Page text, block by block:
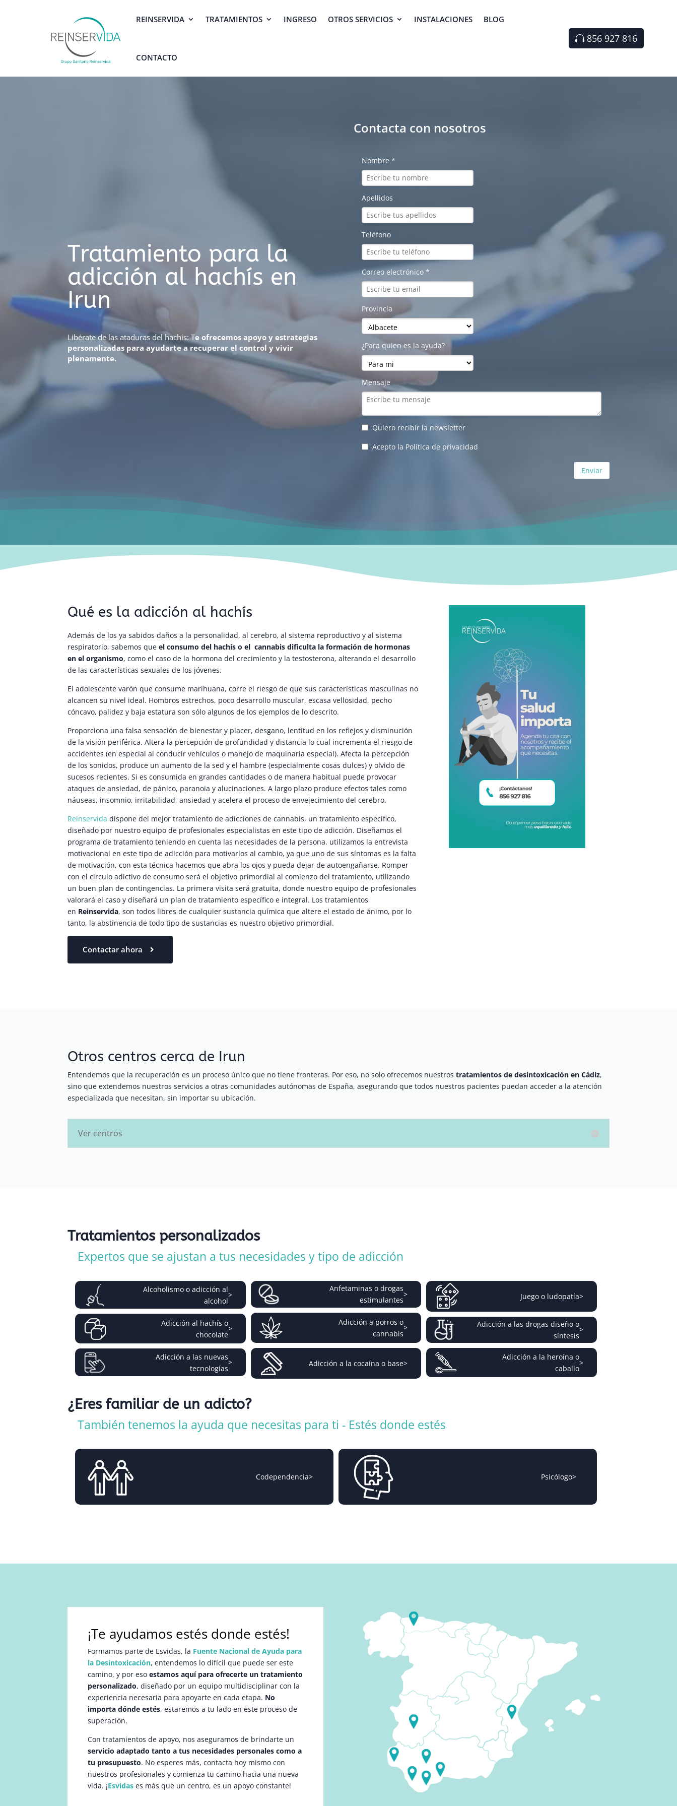
REINSERVIDA TRATAMIENTOS INGRESO OTROS SERVICIOS INSTALACIONES BLOG
CONTACTO
856 927 816
Tratamiento para la
adicción al hachís en
Irun
Libérate de las ataduras del hachís: Te ofrecemos apoyo y estrategias
personalizadas para ayudarte a recuperar el control y vivir
plenamente.
Contacta con nosotros
Qué es la adicción al hachís
Además de los ya sabidos daños a la personalidad, al cerebro, al sistema reproductivo y al sistema
respiratorio, sabemos queel consumo del hachís o el cannabis dificulta la formación de hormonas
en el organismo, como el caso de la hormona del crecimiento y la testosterona, alterando el desarrollo
de las características sexuales de los jóvenes.
El adolescente varón que consume marihuana, corre el riesgo de que sus características masculinas no
alcancen su nivel ideal. Hombros estrechos, poco desarrollo muscular, escasa vellosidad, pecho
cóncavo, palidez y baja estatura son sólo algunos de los ejemplos de lo descrito.
Proporciona una falsa sensación de bienestar y placer, desgano, lentitud en los reflejos y disminución
de la visión periférica. Altera la percepción de profundidad y distancia lo cual incrementa el riesgo de
accidentes (en especial al conducir vehículos o manejo de maquinaria especial). Afecta la percepción
de los sonidos, produce un aumento de la sed y el hambre (especialmente cosas dulces) y olvido de
sucesos recientes. Si es consumida en grandes cantidades o de manera habitual puede provocar
ataques de ansiedad, de pánico, paranoia y alucinaciones. A largo plazo produce efectos tales como
náuseas, insomnio, irritabilidad, ansiedad y acelera el proceso de envejecimiento del cerebro.
Reinservidadispone del mejor tratamiento de adicciones de cannabis, un tratamiento específico,
diseñado por nuestro equipo de profesionales especialistas en este tipo de adicción. Diseñamos el
programa de tratamiento teniendo en cuenta las necesidades de la persona. utilizamos la entrevista
motivacional en este tipo de adicción para motivarlos al cambio, ya que uno de sus síntomas es la falta
de motivación, con esta técnica hacemos que abra los ojos y pueda dejar de autoengañarse. Romper
con el circulo adictivo de consumo será el objetivo primordial al comienzo del tratamiento, utilizando
un buen plan de contingencias. La primera visita será gratuita, donde nuestro equipo de profesionales
valorará el caso y diseñará un plan de tratamiento específico e integral. Los tratamientos
en Reinservida, son todos libres de cualquier sustancia química que altere el estado de ánimo, por lo
tanto, la abstinencia de todo tipo de sustancias es nuestro objetivo primordial.
Contactar ahora
Otros centros cerca de Irun
Entendemos que la recuperación es un proceso único que no tiene fronteras. Por eso, no solo ofrecemos nuestrostratamientos de desintoxicación en Cádiz,
sino que extendemos nuestros servicios a otras comunidades autónomas de España, asegurando que todos nuestros pacientes puedan acceder a la atención
especializada que necesitan, sin importar su ubicación.
Ver centros
Tratamientos personalizados
Expertos que se ajustan a tus necesidades y tipo de adicción
Alcoholismo o adicción al
alcohol
>
Adicción al hachís o
chocolate
>
Adicción a las nuevas
tecnologías
>
Anfetaminas o drogas
estimulantes
>
Adicción a porros o
cannabis
>
Adicción a la cocaína o base>
Juego o ludopatía>
Adicción a las drogas diseño o
síntesis
>
Adicción a la heroína o
caballo
>
¿Eres familiar de un adicto?
También tenemos la ayuda que necesitas para ti - Estés donde estés
Codependencia> Psicólogo>
¡Te ayudamos estés donde estés!
Formamos parte de Esvidas, la Fuente Nacional de Ayuda para
la Desintoxicación, entendemos lo difícil que puede ser este
camino, y por esoestamos aquí para ofrecerte un tratamiento
personalizado, diseñado por un equipo multidisciplinar con la
experiencia necesaria para apoyarte en cada etapa. No
importa dónde estés, estaremos a tu lado en este proceso de
superación.
Con tratamientos de apoyo, nos aseguramos de brindarte un
servicio adaptado tanto a tus necesidades personales como a
tu presupuesto. No esperes más, contacta hoy mismo con
nuestros profesionales y comienza tu camino hacia una nueva
vida. ¡Esvidas es más que un centro, es un apoyo constante!